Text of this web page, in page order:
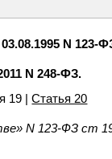
N 123-
N 248-ФЗ.
19 |Статья 20
N 123-ФЗ ст